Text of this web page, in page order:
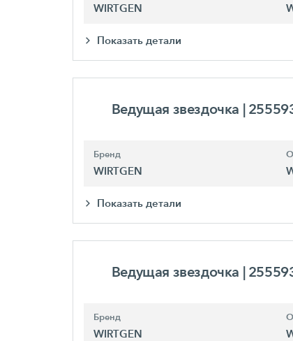
WIRTGEN
Показать детали
Ведущая звездочка |
Бренд
WIRTGEN
Показать детали
Ведущая звездочка |
Бренд
WIRTGEN